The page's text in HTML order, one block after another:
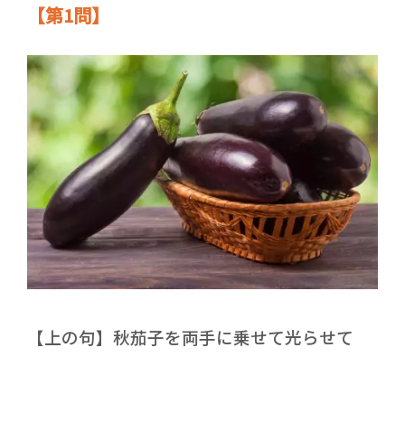
【第1問】
【上の句】秋茄子を両手に乗せて光らせて